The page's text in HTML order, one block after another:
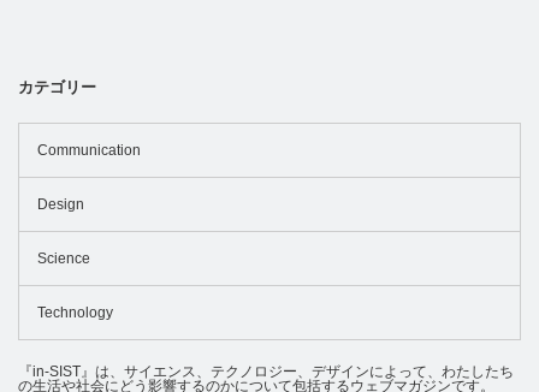
カテゴリー
Communication
Design
Science
Technology
『in-SIST』は、サイエンス、テクノロジー、デザインによって、わたしたち
の生活や社会にどう影響するのかについて包括するウェブマガジンです。